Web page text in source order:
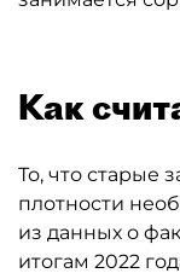
Как
То, что старые
плотности
из данных о
итогам 2022